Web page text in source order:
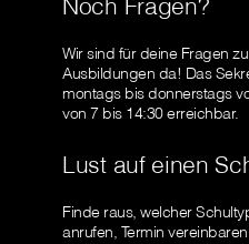
Wir sind für deine Fragen
Ausbildungen da! Das
montags bis donnerstags
von 7 bis 14:30 erreichbar.
Lust auf einen
Finde raus, welcher
anrufen, Termin